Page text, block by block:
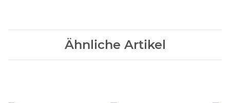
Ähnliche Artikel